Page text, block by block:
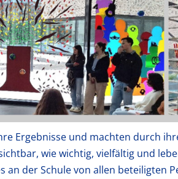
Ergebnisse und machten durch
wie wichtig, vielfältig und
an der Schule von allen beteiligten